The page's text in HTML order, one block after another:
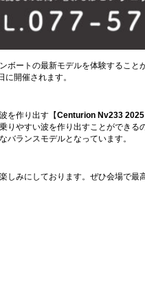
ボートの最新モデルを体験すること
開催されます。
を作り出す【Centurion Nv233 2025
りやすい波を作り出すことができる
バランスモデルとなっています。
しみにしております。ぜひ会場で最